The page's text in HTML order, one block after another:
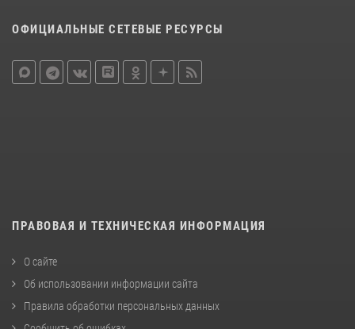
ОФИЦИАЛЬНЫЕ СЕТЕВЫЕ РЕСУРСЫ
ПРАВОВАЯ И ТЕХНИЧЕСКАЯ ИНФОРМАЦИЯ
О сайте
Об использовании информации сайта
Правила обработки персональных данных